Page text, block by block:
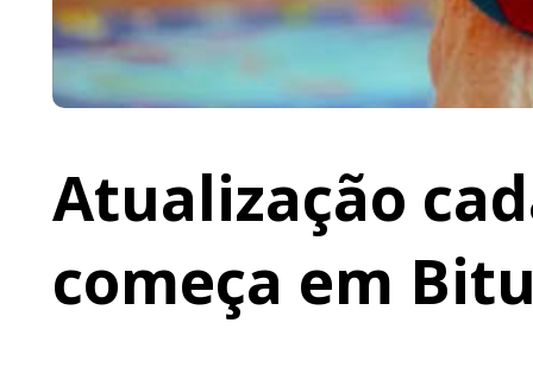
Atualização
começa em